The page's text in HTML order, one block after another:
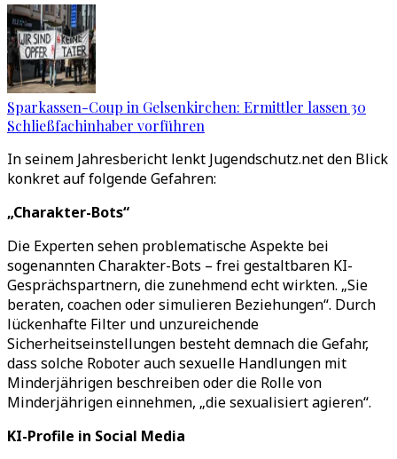
Sparkassen-Coup in Gelsenkirchen: Ermittler lassen 30
Schließfachinhaber vorführen
In seinem Jahresbericht lenkt Jugendschutz.net den Blick
konkret auf folgende Gefahren:
„Charakter-Bots“
Die Experten sehen problematische Aspekte bei
sogenannten Charakter-Bots – frei gestaltbaren KI-
Gesprächspartnern, die zunehmend echt wirkten. „Sie
beraten, coachen oder simulieren Beziehungen“. Durch
lückenhafte Filter und unzureichende
Sicherheitseinstellungen besteht demnach die Gefahr,
dass solche Roboter auch sexuelle Handlungen mit
Minderjährigen beschreiben oder die Rolle von
Minderjährigen einnehmen, „die sexualisiert agieren“.
KI-Profile in Social Media